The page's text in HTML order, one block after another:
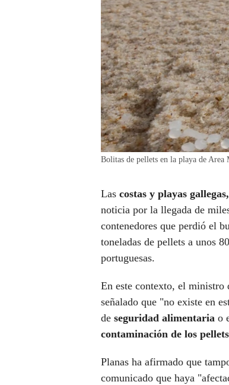
Bolitas de pellets en la playa de
Las costas y playas
noticia por la llegada de
contenedores que perdió el
toneladas de pellets a unos
portuguesas.
En este contexto, el
señalado que "no existe en
de seguridad alimentaria o
contaminación de los pellets
Planas ha afirmado que
comunicado que haya